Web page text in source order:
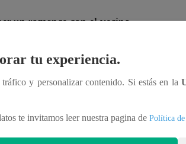
un romance con el vecino
solo atinó a mentirles
a llegar tardísimo porque tengo
tu experiencia.
y personalizar contenido. Si estás en la
te invitamos leer nuestra pagina de Política